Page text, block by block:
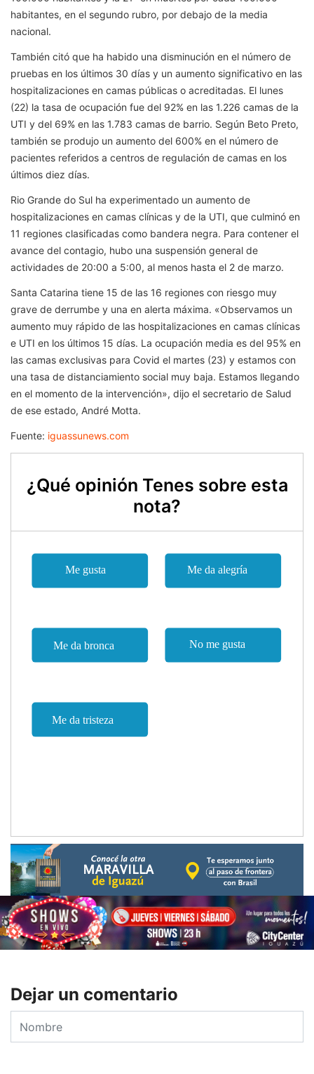
habitantes, en el segundo rubro, por debajo de la media
nacional.
También citó que ha habido una disminución en el número de
pruebas en los últimos 30 días y un aumento significativo en las
hospitalizaciones en camas públicas o acreditadas. El lunes
(22) la tasa de ocupación fue del 92% en las 1.226 camas de la
UTI y del 69% en las 1.783 camas de barrio. Según Beto Preto,
también se produjo un aumento del 600% en el número de
pacientes referidos a centros de regulación de camas en los
últimos diez días.
Rio Grande do Sul ha experimentado un aumento de
hospitalizaciones en camas clínicas y de la UTI, que culminó en
11 regiones clasificadas como bandera negra. Para contener el
avance del contagio, hubo una suspensión general de
actividades de 20:00 a 5:00, al menos hasta el 2 de marzo.
Santa Catarina tiene 15 de las 16 regiones con riesgo muy
grave de derrumbe y una en alerta máxima. «Observamos un
aumento muy rápido de las hospitalizaciones en camas clínicas
e UTI en los últimos 15 días. La ocupación media es del 95% en
las camas exclusivas para Covid el martes (23) y estamos con
una tasa de distanciamiento social muy baja. Estamos llegando
en el momento de la intervención», dijo el secretario de Salud
de ese estado, André Motta.
Fuente: iguassunews.com
¿Qué opinión Tenes sobre esta
nota?
Dejar un comentario